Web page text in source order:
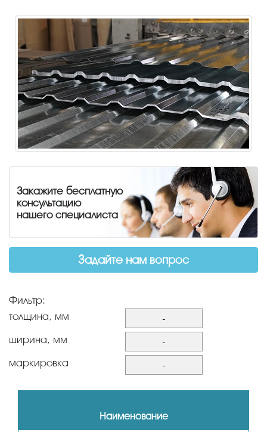
Закажите бесплатную
консультацию
нашего специалиста
Задайте нам вопрос
Фильтр:
толщина, мм
-
0,4
0,55
ширина, мм
-
1000
маркировка
-
Наименование